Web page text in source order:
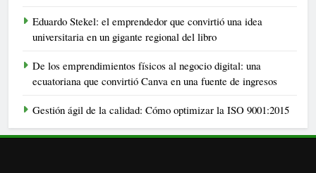
Eduardo Stekel: el emprendedor que convirtió una idea
universitaria en un gigante regional del libro
De los emprendimientos físicos al negocio digital: una
ecuatoriana que convirtió Canva en una fuente de ingresos
Gestión ágil de la calidad: Cómo optimizar la ISO 9001:2015